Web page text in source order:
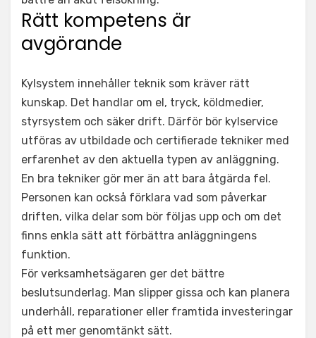
Rätt kompetens är
avgörande
Kylsystem innehåller teknik som kräver rätt
kunskap. Det handlar om el, tryck, köldmedier,
styrsystem och säker drift. Därför bör kylservice
utföras av utbildade och certifierade tekniker med
erfarenhet av den aktuella typen av anläggning.
En bra tekniker gör mer än att bara åtgärda fel.
Personen kan också förklara vad som påverkar
driften, vilka delar som bör följas upp och om det
finns enkla sätt att förbättra anläggningens
funktion.
För verksamhetsägaren ger det bättre
beslutsunderlag. Man slipper gissa och kan planera
underhåll, reparationer eller framtida investeringar
på ett mer genomtänkt sätt.